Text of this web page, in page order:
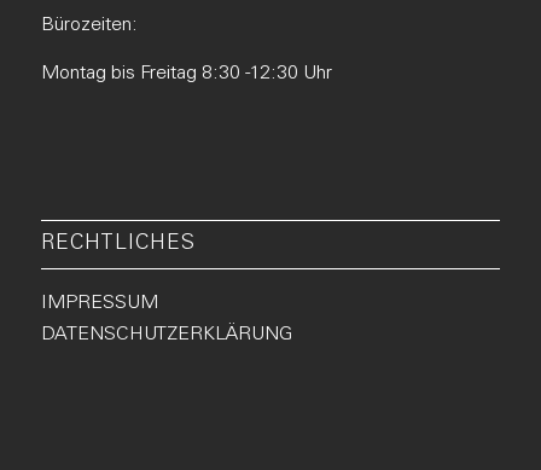
Bürozeiten:
Montag bis Freitag 8:30 -12:30 Uhr
RECHTLICHES
IMPRESSUM
DATENSCHUTZERKLÄRUNG